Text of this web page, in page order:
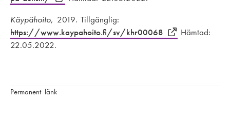
Käypähoito, 2019. Tillgänglig:
https://www.kaypahoito.fi/sv/khr00068
Hämtad:
22.05.2022.
Permanent länk